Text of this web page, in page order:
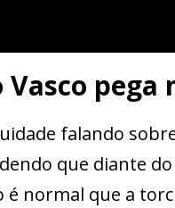
pega
falando
que diante
é normal que a